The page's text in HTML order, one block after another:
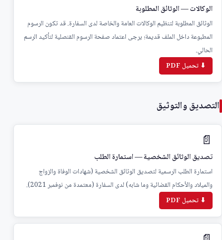
الوكالات — الوثائق المطلوبة
الوثائق المطلوبة لتنظيم الوكالات العامة والخاصة لدى السفارة. قد تكون الرسوم
المطبوعة داخل الملف قديمة؛ يرجى اعتماد صفحة الرسوم القنصلية لتأكيد الرسم
الحالي.
⬇ تحميل PDF
التصديق والتوثيق
📄
تصديق الوثائق الشخصية — استمارة الطلب
استمارة الطلب الرسمية لتصديق الوثائق الشخصية (شهادات الوفاة والزواج
والميلاد والأحكام القضائية وما شابه) لدى السفارة (معتمدة من نوفمبر 2021).
⬇ تحميل PDF